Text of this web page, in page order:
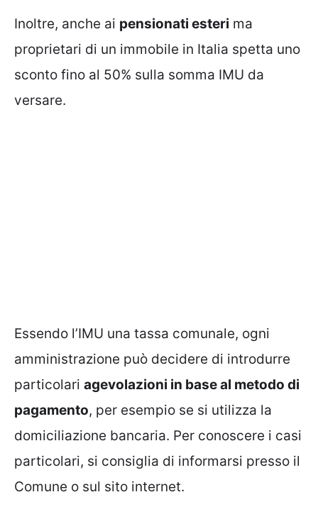
Inoltre, anche ai pensionati esteri ma
proprietari di un immobile in Italia spetta uno
sconto fino al 50% sulla somma IMU da
versare.
Essendo l’IMU una tassa comunale, ogni
amministrazione può decidere di introdurre
particolari agevolazioni in base al metodo di
pagamento, per esempio se si utilizza la
domiciliazione bancaria. Per conoscere i casi
particolari, si consiglia di informarsi presso il
Comune o sul sito internet.